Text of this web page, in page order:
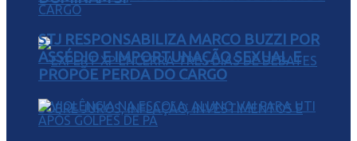
STJ RESPONSABILIZA MARCO BUZZI POR
ASSÉDIO E IMPORTUNAÇÃO SEXUAL E
PROPÕE PERDA DO CARGO